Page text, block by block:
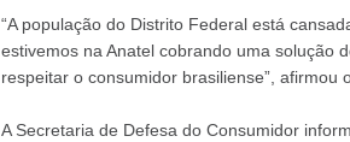
“A população do Distrito Federal está
estivemos na Anatel cobrando uma solução
respeitar o consumidor brasiliense”, afirmou
A Secretaria de Defesa do Consumidor